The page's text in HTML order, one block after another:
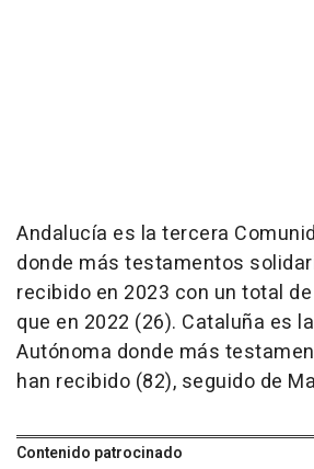
Andalucía es la tercera
donde más testamentos
recibido en 2023 con un total
que en 2022 (26). Cataluña es
Autónoma donde más
han recibido (82), seguido de
Contenido patrocinado